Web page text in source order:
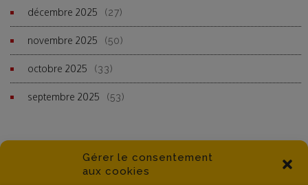
Gérer le consentement
aux cookies
décembre 2025 (27)
novembre 2025 (50)
octobre 2025 (33)
septembre 2025 (53)